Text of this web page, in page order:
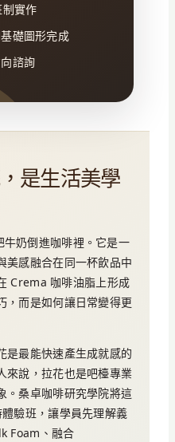
實作
礎圖形完成
諮詢
是生活美學
奶倒進咖啡裡。它是一
美感融合在同一杯飲品中
Crema 咖啡油脂上形成
，而是如何讓日常變得更
是最能快速產生成就感的
來說，拉花也是吧檯專業
。桑卓咖啡研究學院將這
驗班，讓學員先理解義
Foam、融合